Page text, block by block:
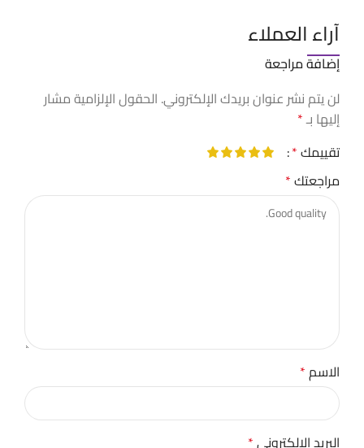
آراء العملاء
إضافة مراجعة
لن يتم نشر عنوان بريدك الإلكتروني. الحقول الإلزامية مشار
إليها بـ*
تقييمك*
مراجعتك*
الاسم*
البريد الإلكتروني*